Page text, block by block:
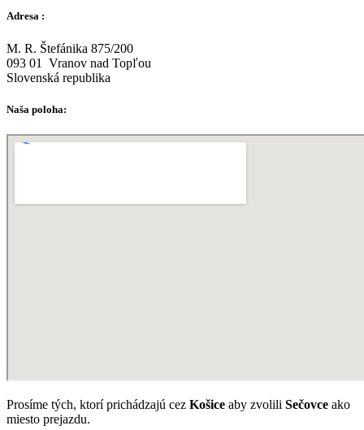
Adresa :
M. R. Štefánika 875/200
093 01 Vranov nad Topľou
Slovenská republika
Naša poloha:
Prosíme tých, ktorí prichádzajú cez Košice aby zvolili Sečovce ako
miesto prejazdu.